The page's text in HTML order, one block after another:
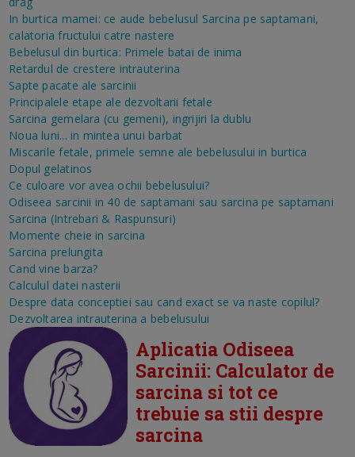
In burtica mamei: ce aude bebelusul Sarcina pe saptamani,
calatoria fructului catre nastere
Bebelusul din burtica: Primele batai de inima
Retardul de crestere intrauterina
Sapte pacate ale sarcinii
Principalele etape ale dezvoltarii fetale
Sarcina gemelara (cu gemeni), ingrijiri la dublu
Noua luni... in mintea unui barbat
Miscarile fetale, primele semne ale bebelusului in burtica
Dopul gelatinos
Ce culoare vor avea ochii bebelusului?
Odiseea sarcinii in 40 de saptamani sau sarcina pe saptamani
Sarcina (Intrebari & Raspunsuri)
Momente cheie in sarcina
Sarcina prelungita
Cand vine barza?
Calculul datei nasterii
Despre data conceptiei sau cand exact se va naste copilul?
Dezvoltarea intrauterina a bebelusului
Aplicatia Odiseea
Sarcinii: Calculator de
sarcina si tot ce
trebuie sa stii despre
sarcina